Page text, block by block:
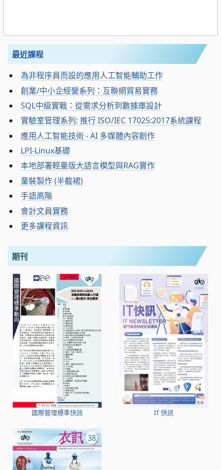
最近課程
為非程序員而設的應用人工智能輔助工作
創業/中小企經營系列：互聯網貿易實務
SQL中級實戰：從需求分析到數據庫設計
實驗室管理系列: 推行 ISO/IEC 17025:2017系統課程
應用人工智能技術 - AI 多媒體內容創作
LPI-Linux基礎
本地部署輕量版大語言模型與RAG實作
童裝製作 (半截裙)
手語高階
會計文員實務
更多課程資訊
期刊
國際管理標準快訊 IT 快訊